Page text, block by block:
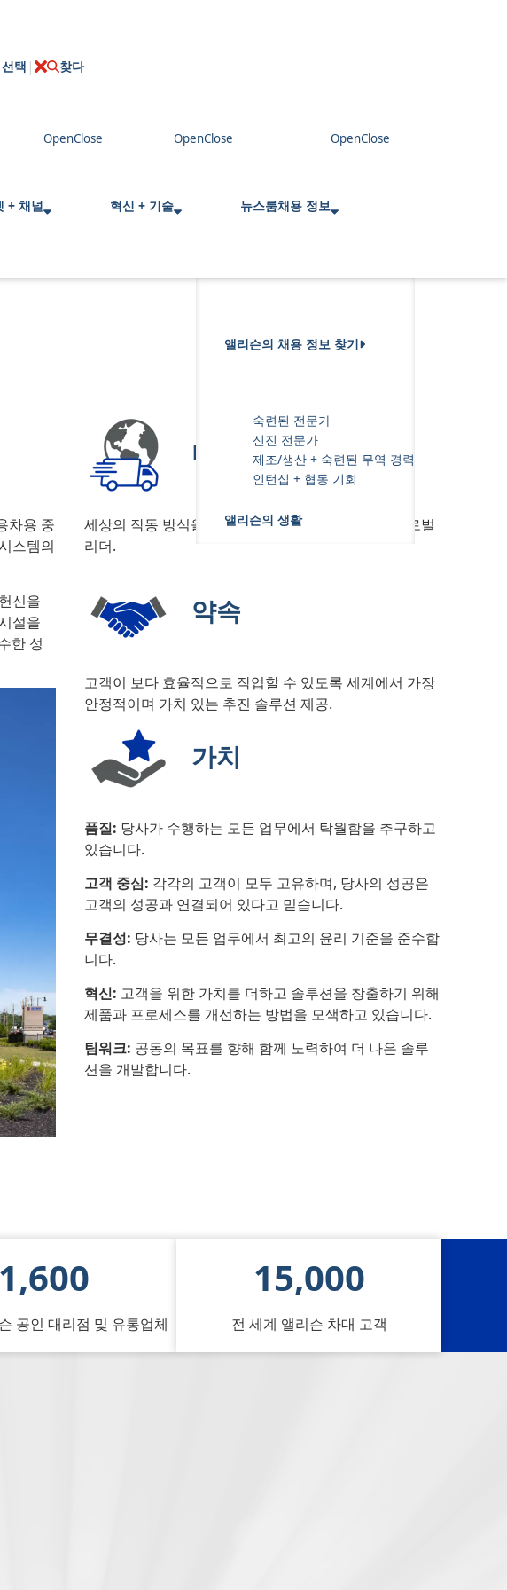
택 찾다
s
+ 채널 혁신 + 기술 뉴스룸채용 정보
앨리슨의 채용 정보 찾기
숙련된 전문가
신진 전문가
제조/생산 + 숙련된 무역 경력
인턴십 + 협동 기회
앨리슨의 생활
차용 중
스템의
신을
설을
한 성
비전
세상의 작동 방식을 개선하는 상용 추진 솔루션의 글로벌
리더.
약속
고객이 보다 효율적으로 작업할 수 있도록 세계에서 가장
안정적이며 가치 있는 추진 솔루션 제공.
가치
품질: 당사가 수행하는 모든 업무에서 탁월함을 추구하고
있습니다.
고객 중심: 각각의 고객이 모두 고유하며, 당사의 성공은
고객의 성공과 연결되어 있다고 믿습니다.
무결성: 당사는 모든 업무에서 최고의 윤리 기준을 준수합
니다.
혁신: 고객을 위한 가치를 더하고 솔루션을 창출하기 위해
제품과 프로세스를 개선하는 방법을 모색하고 있습니다.
팀워크: 공동의 목표를 향해 함께 노력하여 더 나은 솔루
션을 개발합니다.
1,600
공인 대리점 및 유통업체
15,000
전 세계 앨리슨 차대 고객